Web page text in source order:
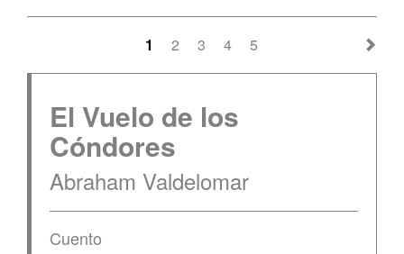
1 2 3 4 5
El Vuelo de los
Cóndores
Abraham Valdelomar
Cuento